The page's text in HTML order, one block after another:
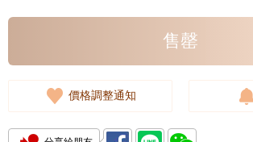
售罄
價格調整通知